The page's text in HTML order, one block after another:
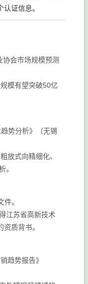
证信息。
会市场规模预测
模有望突破50亿
势分析》（无锡
放式向精细化、
。
。
江苏省高新技术
质背书。
趋势报告》